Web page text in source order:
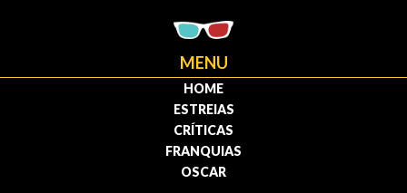
MENU
HOME
ESTREIAS
CRÍTICAS
FRANQUIAS
OSCAR